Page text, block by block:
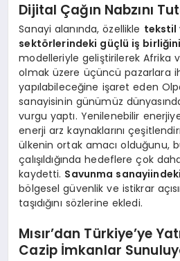
Dijital Çağın Nabzını
Sanayi alanında, özellikle tekstil
sektörlerindeki güçlü iş
modelleriyle geliştirilerek Afrika
olmak üzere üçüncü pazarlara
yapılabileceğine işaret eden
sanayisinin günümüz
vurgu yaptı. Yenilenebilir
enerji arz kaynaklarını
ülkenin ortak amacı olduğunu,
çalışıldığında hedeflere çok
kaydetti. Savunma sanayiindeki
bölgesel güvenlik ve istikrar
taşıdığını sözlerine ekledi.
Mısır’dan Türkiye’ye
Cazip İmkanlar